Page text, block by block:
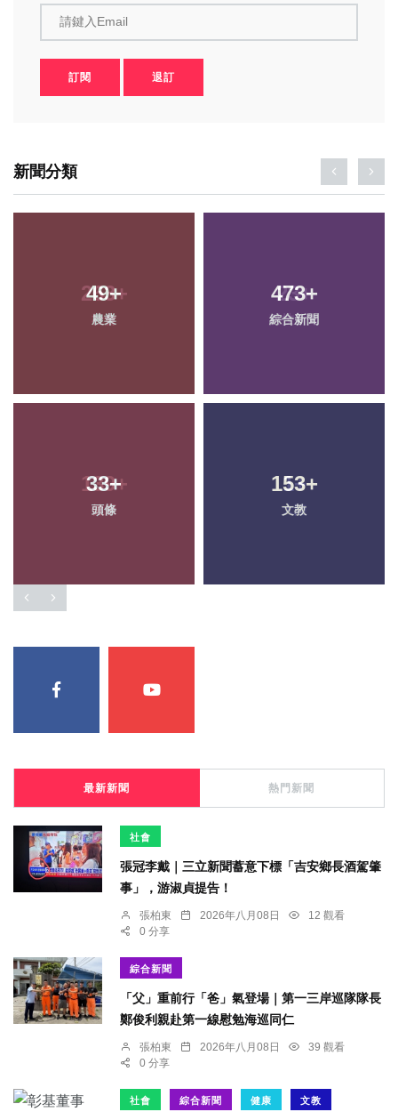
請鍵入Email
訂閱 退訂
新聞分類
49+
農業
473+
綜合新聞
33+
頭條
153+
文教
最新新聞 熱門新聞
社會
張冠李戴｜三立新聞蓄意下標「吉安鄉長酒駕肇
事」，游淑貞提告！
張柏東 2026年八月08日
12 觀看
0 分享
綜合新聞
「父」重前行「爸」氣登場｜第一三岸巡隊隊長
鄭俊利親赴第一線慰勉海巡同仁
張柏東 2026年八月08日
39 觀看
0 分享
社會 綜合新聞 健康 文教